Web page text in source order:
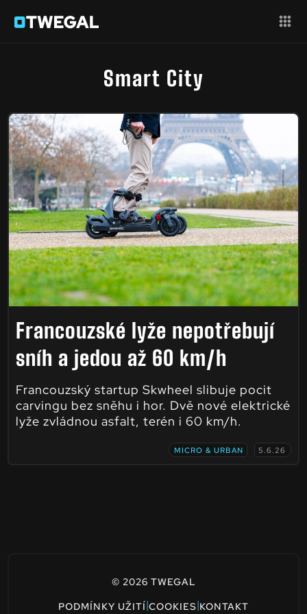
Smart City
Francouzské lyže nepotřebují
sníh a jedou až 60 km/h
Francouzský startup Skwheel slibuje pocit
carvingu bez sněhu i hor. Dvě nové elektrické
lyže zvládnou asfalt, terén i 60 km/h.
MICRO & URBAN 5.6.26
© 2026 TWEGAL
PODMÍNKY UŽITÍ|COOKIES|KONTAKT